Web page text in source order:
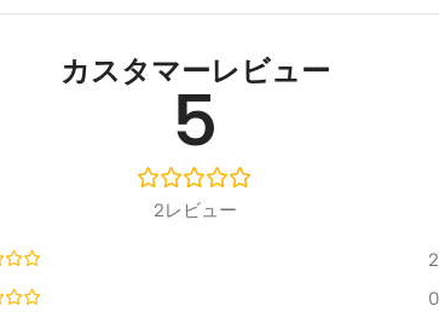
カスタマーレビュー
5
2レビュー
2
0